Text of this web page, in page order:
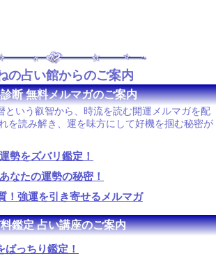
の占い館からのご案内
断 無料メルマガのご案内
という叡智から、時流を読む開運メルマガを配
を読み解き、運を味方にして好機を掴む秘密が
勢をズバリ鑑定！
なたの運勢の秘密！
！強運を引き寄せるメルマガ
鑑定 占い講座のご案内
っちり鑑定！